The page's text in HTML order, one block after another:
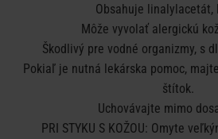
Obsahuje linalylacetát,
Môže vyvolať alergickú
Škodlivý pre vodné organizmy, s
Pokiaľ je nutná lekárska pomoc,
štítok.
Uchovávajte mimo
PRI STYKU S KOŽOU: Omyte